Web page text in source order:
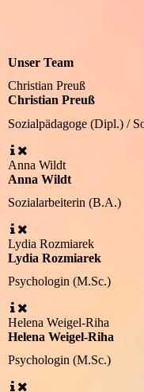
Unser Team
Christian Preuß
Christian Preuß
Sozialpädagoge (Dipl.) /
Anna Wildt
Anna Wildt
Sozialarbeiterin (B.A.)
Lydia Rozmiarek
Lydia Rozmiarek
Psychologin (M.Sc.)
Helena Weigel-Riha
Helena Weigel-Riha
Psychologin (M.Sc.)